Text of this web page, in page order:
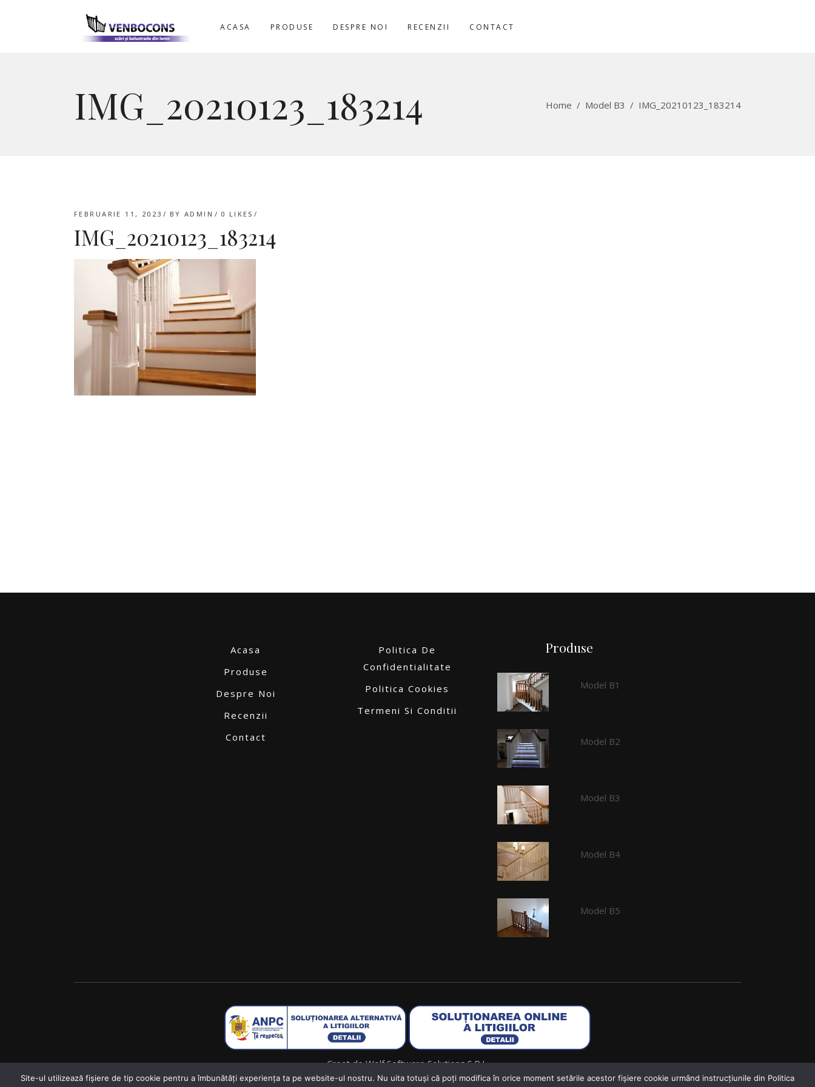
ACASA PRODUSE DESPRE NOI RECENZII CONTACT
IMG_20210123_183214 Home / Model B3 / IMG_20210123_183214
FEBRUARIE 11, 2023 BY ADMIN 0 LIKES
IMG_20210123_183214
Acasa
Produse
Despre Noi
Recenzii
Contact
Politica De
Confidentialitate
Politica Cookies
Termeni Si Conditii
Produse
Model B1
Model B2
Model B3
Model B4
Model B5
Creat deWolf Software Solutions S.R.L.
Site-ul utilizează fişiere de tip cookie pentru a îmbunătăți experiența ta pe website-ul nostru. Nu uita totuși că poți modifica în orice moment setările acestor fişiere cookie urmând instrucțiunile din Politica